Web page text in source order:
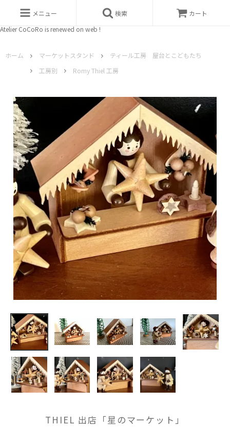
Atelier CoCoRo is renewed on web !
メニュー 検索 カート
ホーム マーケットスタンド
ティール工房 屋台とこどもたち
工房別
Romy Thiel 工房
THIEL 出店「星のマーケット」